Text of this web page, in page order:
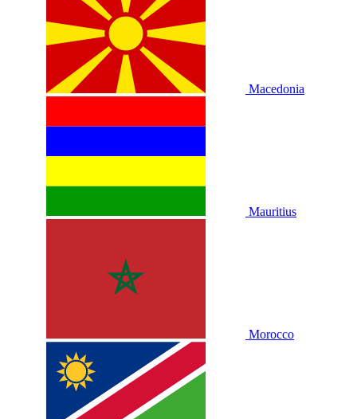
Macedonia
Mauritius
Morocco